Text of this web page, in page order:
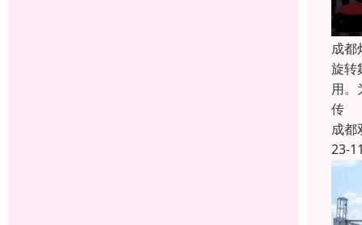
成都
旋转
用。
传
成都
23-